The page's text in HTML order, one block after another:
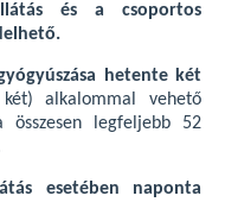
és a csoportos
hetente két
alkalommal vehető
legfeljebb 52
esetében naponta